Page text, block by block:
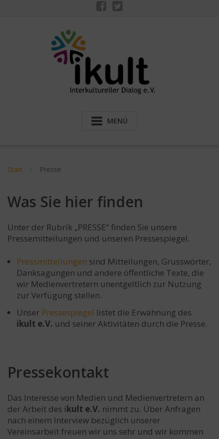
MENÜ
Start Presse
Was Sie hier finden
Unter der Rubrik „PRESSE“ finden Sie unsere
Pressemitteilungen und unseren Pressespiegel.
Pressmitteilungen sind Mitteilungen, Grusswörter,
Danksagungen und andere öffentliche Texte, die
wir Medienvertretern unentgeltlich zur Nutzung
zur Verfügung stellen.
Unser Pressespiegel listet die Erwähnung des
ikult e.V. und seiner Aktivitäten durch die Presse.
Pressekontakt
Das Interesse von Medien und Medienvertretern an
der Arbeit des ikult e.V. nimmt zu. Über Anfragen
nach einem Interview bezüglich unserer
Vereinsarbeit freuen wir uns sehr und wir kommen